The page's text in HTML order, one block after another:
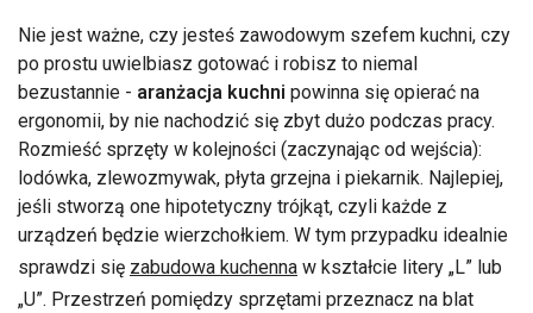
Nie jest ważne, czy jesteś zawodowym szefem kuchni, czy
po prostu uwielbiasz gotować i robisz to niemal
bezustannie - aranżacja kuchni powinna się opierać na
ergonomii, by nie nachodzić się zbyt dużo podczas pracy.
Rozmieść sprzęty w kolejności (zaczynając od wejścia):
lodówka, zlewozmywak, płyta grzejna i piekarnik. Najlepiej,
jeśli stworzą one hipotetyczny trójkąt, czyli każde z
urządzeń będzie wierzchołkiem. W tym przypadku idealnie
sprawdzi się zabudowa kuchenna w kształcie litery „L” lub
„U”. Przestrzeń pomiędzy sprzętami przeznacz na blat